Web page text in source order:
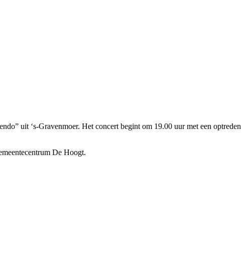
uit ‘s-Gravenmoer. Het concert begint om 19.00 uur met een optreden
De Hoogt.